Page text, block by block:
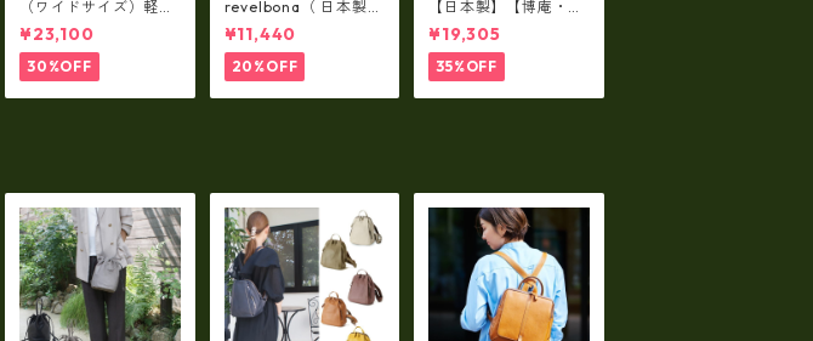
（ワイドサイズ）軽
量・牛革製品・2WAY
ヌメ革トートバッグ
（A3サイズ/日本製）
(高収納）ir-02G
¥23,100
30%OFF
revelbona（ 日本製）
国産牛革製・お札入
れ ロングウォレッ
ト rl-001
¥11,440
20%OFF
【日本製】【博庵・HI
ROAN】最高級牛革
（ボーテッド）札入
れ・長財布 ha-2153
5
¥19,305
35%OFF